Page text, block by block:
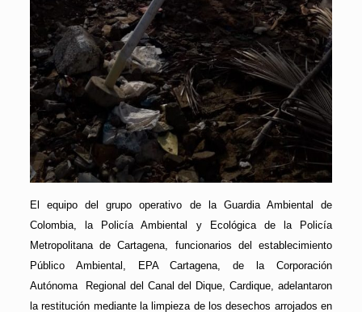
El equipo del grupo operativo de la Guardia Ambiental de
Colombia, la Policía Ambiental y Ecológica de la Policía
Metropolitana de Cartagena, funcionarios del establecimiento
Público Ambiental, EPA Cartagena, de la Corporación
Autónoma Regional del Canal del Dique, Cardique, adelantaron
la restitución mediante la limpieza de los desechos arrojados en